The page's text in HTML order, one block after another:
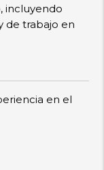
incluyendo
de trabajo en
en el